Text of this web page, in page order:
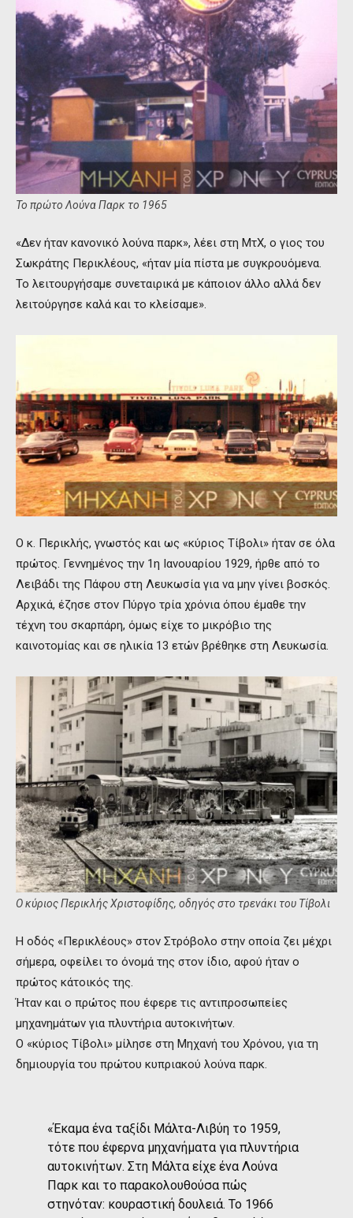
Το πρώτο Λούνα Παρκ το 1965
«Δεν ήταν κανονικό λούνα παρκ», λέει στη ΜτΧ, ο γιος του
Σωκράτης Περικλέους, «ήταν μία πίστα με συγκρουόμενα.
Το λειτουργήσαμε συνεταιρικά με κάποιον άλλο αλλά δεν
λειτούργησε καλά και το κλείσαμε».
Ο κ. Περικλής, γνωστός και ως «κύριος Τίβολι» ήταν σε όλα
πρώτος. Γεννημένος την 1η Ιανουαρίου 1929, ήρθε από το
Λειβάδι της Πάφου στη Λευκωσία για να μην γίνει βοσκός.
Αρχικά, έζησε στον Πύργο τρία χρόνια όπου έμαθε την
τέχνη του σκαρπάρη, όμως είχε το μικρόβιο της
καινοτομίας και σε ηλικία 13 ετών βρέθηκε στη Λευκωσία.
Ο κύριος Περικλής Χριστοφίδης, οδηγός στο τρενάκι του Τίβολι
Η οδός «Περικλέους» στον Στρόβολο στην οποία ζει μέχρι
σήμερα, οφείλει το όνομά της στον ίδιο, αφού ήταν ο
πρώτος κάτοικός της.
Ήταν και ο πρώτος που έφερε τις αντιπροσωπείες
μηχανημάτων για πλυντήρια αυτοκινήτων.
Ο «κύριος Τίβολι» μίλησε στη Μηχανή του Χρόνου, για τη
δημιουργία του πρώτου κυπριακού λούνα παρκ.
«Έκαμα ένα ταξίδι Μάλτα-Λιβύη το 1959,
τότε που έφερνα μηχανήματα για πλυντήρια
αυτοκινήτων. Στη Μάλτα είχε ένα Λούνα
Παρκ και το παρακολουθούσα πώς
στηνόταν: κουραστική δουλειά. Το 1966